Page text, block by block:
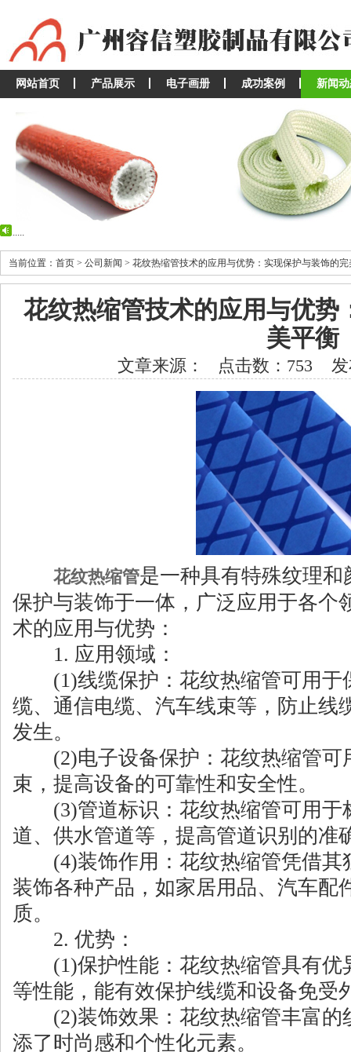
网站首页 产品展示 电子画册 成功案例 新闻
......
当前位置：首页 > 公司新闻 > 花纹热缩管技术的应用与优势：实现保护与装饰的完
花纹热缩管技术的应用与优势
美平衡
文章来源： 点击数：753 发
花纹热缩管是一种具有特殊纹理
保护与装饰于一体，广泛应用于各个
术的应用与优势：
1. 应用领域：
(1)线缆保护：花纹热缩管可用于
缆、通信电缆、汽车线束等，防止线
发生。
(2)电子设备保护：花纹热缩管可
束，提高设备的可靠性和安全性。
(3)管道标识：花纹热缩管可用于
道、供水管道等，提高管道识别的准
(4)装饰作用：花纹热缩管凭借其
装饰各种产品，如家居用品、汽车配
质。
2. 优势：
(1)保护性能：花纹热缩管具有优
等性能，能有效保护线缆和设备免受
(2)装饰效果：花纹热缩管丰富的
添了时尚感和个性化元素。